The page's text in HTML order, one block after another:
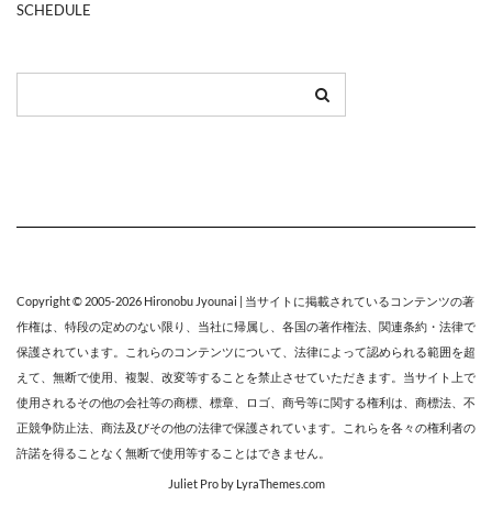
SCHEDULE
Copyright © 2005-2026 Hironobu Jyounai | 当サイトに掲載されているコンテンツの著
作権は、特段の定めのない限り、 当社に帰属し、各国の著作権法、関連条約・法律で
保護されています。これらのコンテンツについて、法律によって認められる範囲を超
えて、無断で使用、複製、改変等することを禁止させていただきます。当サイト上で
使用されるその他の会社等の商標、標章、ロゴ、商号等に関する権利は、商標法、不
正競争防止法、商法及びその他の法律で保護されています。これらを各々の権利者の
許諾を得ることなく無断で使用等することはできません。
Juliet Proby LyraThemes.com